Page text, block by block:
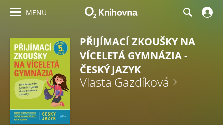
MENU
PŘIJÍMACÍ ZKOUŠKY NA
VÍCELETÁ GYMNÁZIA -
ČESKÝ JAZYK
Vlasta Gazdíková